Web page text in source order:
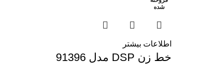
شده
اطلاعات بیشتر
خط زن DSP مدل 91396
شده